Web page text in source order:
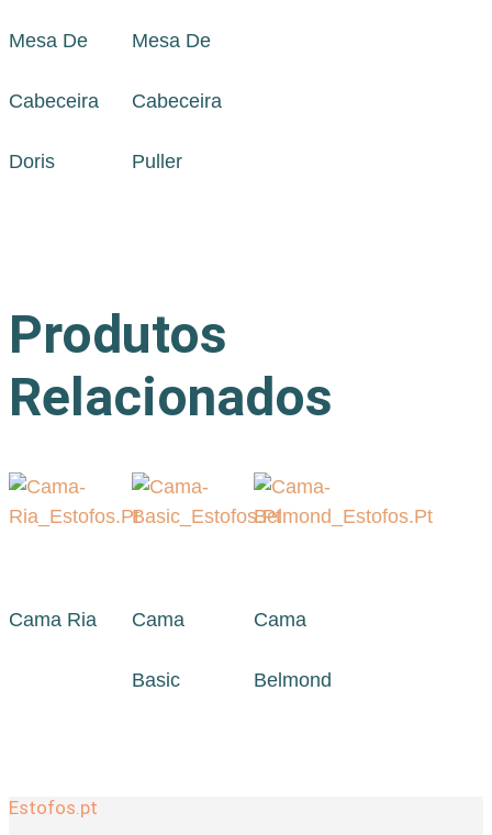
Mesa De
Cabeceira
Doris
Mesa De
Cabeceira
Puller
Produtos
Relacionados
Cama Ria Cama
Basic
Cama
Belmond
Estofos.pt